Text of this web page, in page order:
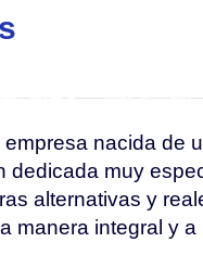
empresa nacida
dedicada muy
alternativas y
manera integral y